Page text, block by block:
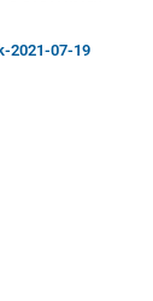
-2021-07-19